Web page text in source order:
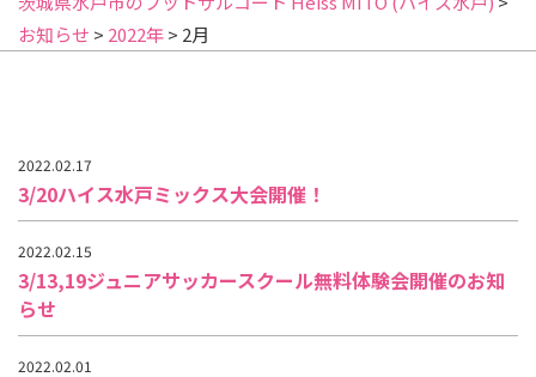
お知らせ > 2022年> 2月
2022.02.17
3/20ハイス水戸ミックス大会開催！
2022.02.15
3/13,19ジュニアサッカースクール無料体験会開催のお知
らせ
2022.02.01